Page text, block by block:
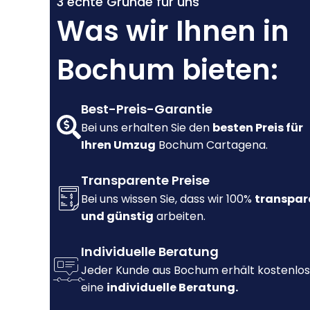
Was wir Ihnen in
Bochum bieten:
Best-Preis-Garantie
Bei uns erhalten Sie den besten Preis für
Ihren Umzug Bochum Cartagena.
Transparente Preise
Bei uns wissen Sie, dass wir 100%
und günstig arbeiten.
Individuelle Beratung
Jeder Kunde aus Bochum erhält kostenlos
eine individuelle Beratung.